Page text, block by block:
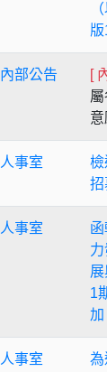
內部公告 [
人事室
檢
招
人事室
1
加
人事室
為